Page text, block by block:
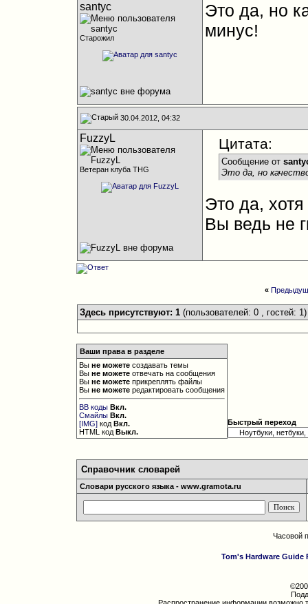
santyc
Старожил
Это да, но
минус!
30.04.2012, 04:32
FuzzyL
Ветеран клуба THG
Цитата:
Сообщение от
Это да, но
Это да,
Вы ведь не
«
Здесь присутствуют: 1 (пользователей: 0 , гостей: 1)
Ваши права в разделе
Выне можете создавать темы
Выне можете отвечать на сообщения
Выне можете прикреплять файлы
Выне можете редактировать сообщения
BB коды Вкл.
Смайлы Вкл.
[IMG] кодВкл.
HTML кодВыкл.
Быстрый переход
Справочник словарей
Словари русского языка - www.gramota.ru
Часовой
Tom's Hardware Guide